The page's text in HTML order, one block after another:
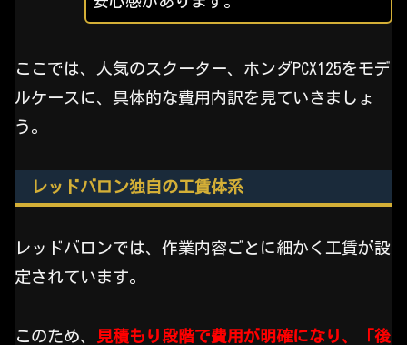
ここでは、人気のスクーター、ホンダPCX125をモデ
ルケースに、具体的な費用内訳を見ていきましょ
う。
レッドバロン独自の工賃体系
レッドバロンでは、作業内容ごとに細かく工賃が設
定されています。
このため、
見積もり段階で費用が明確になり、「後